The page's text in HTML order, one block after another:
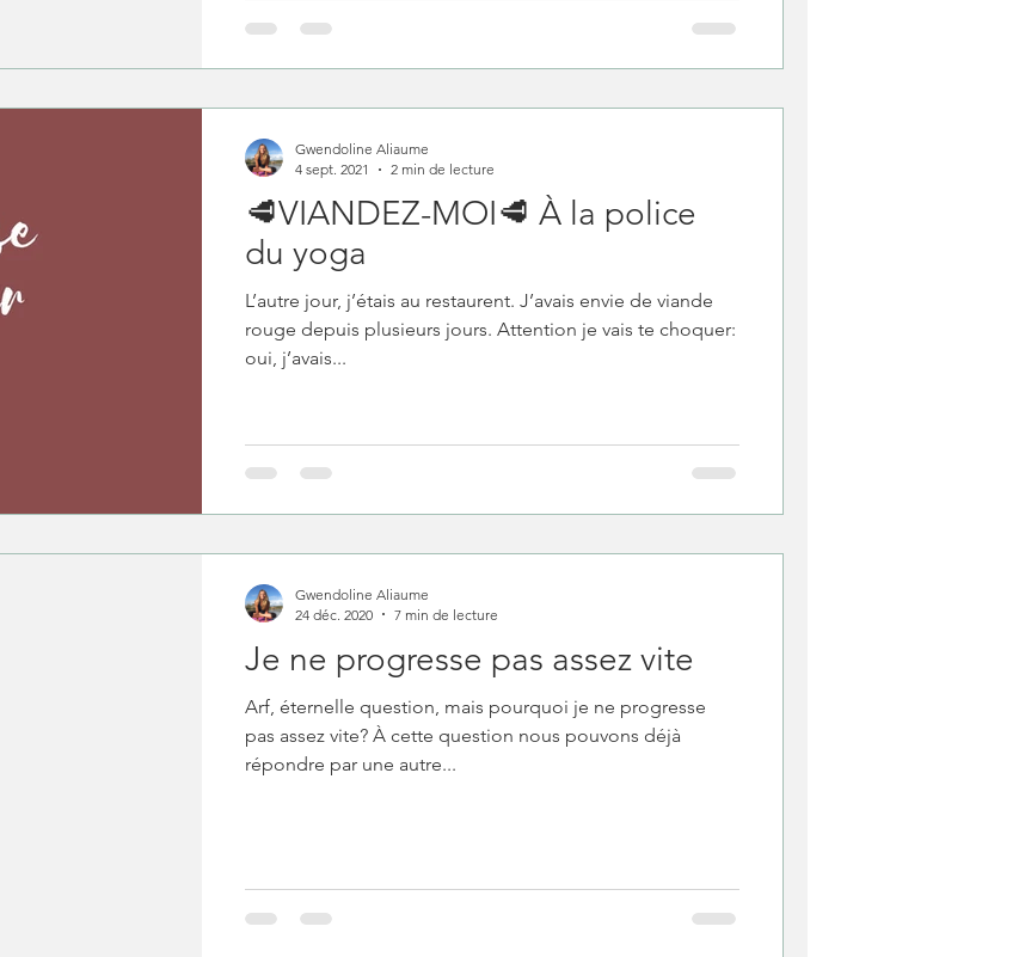
🥩VIANDEZ-MOI🥩 À la police
du yoga
L’autre jour, j’étais au restaurent. J’avais envie de viande
rouge depuis plusieurs jours. Attention je vais te choquer:
oui, j’avais...
Gwendoline Aliaume
4 sept. 2021
2 min de lecture
Je ne progresse pas assez vite
Arf, éternelle question, mais pourquoi je ne progresse
pas assez vite? À cette question nous pouvons déjà
répondre par une autre...
Gwendoline Aliaume
24 déc. 2020
7 min de lecture